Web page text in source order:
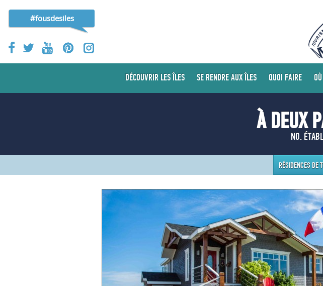
#fousdesiles
DÉCOUVRIR LES ÎLES SE RENDRE AUX ÎLES QUOI FAIRE
À DEUX
NO.
RÉSIDENCES DE